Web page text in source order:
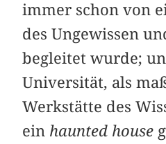
immer schon von
des Ungewissen
begleitet wurde;
Universität, als
Werkstätte des
ein haunted house